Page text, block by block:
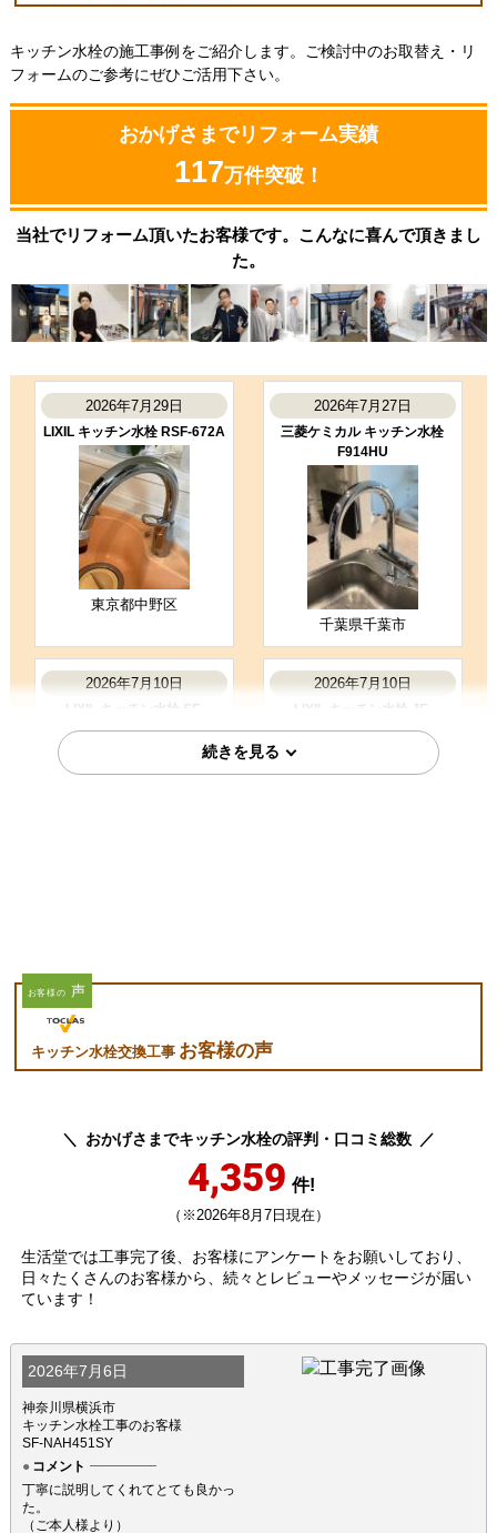
キッチン水栓の施工事例をご紹介します。ご検討中のお取替え・リ
フォームのご参考にぜひご活用下さい。
おかげさまでリフォーム実績
117万件突破！
当社でリフォーム頂いたお客様です。こんなに喜んで頂きまし
た。
2026年7月29日
LIXIL キッチン水栓 RSF-672A
東京都中野区
2026年7月27日
三菱ケミカル キッチン水栓
F914HU
千葉県千葉市
2026年7月10日
LIXIL キッチン水栓 SF-
NAH451SY
2026年7月10日
LIXIL キッチン水栓 JF-
AJ461SYX-JW
LIXIL キッチン水栓 SF-
LIXIL キッチン水栓 JF-
お客様の 声
キッチン水栓交換工事 お客様の声
おかげさまでキッチン水栓の評判・口コミ総数
4,359 件!
（※2026年8月7日現在）
生活堂では工事完了後、お客様にアンケートをお願いしており、
日々たくさんのお客様から、続々とレビューやメッセージが届い
ています！
2026年7月6日
神奈川県横浜市
キッチン水栓工事のお客様
SF-NAH451SY
コメント
丁寧に説明してくれてとても良かっ
た。
（ご本人様より）